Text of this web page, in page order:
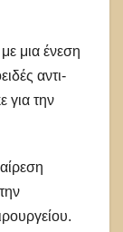
μια ένεση
αντι-
για την